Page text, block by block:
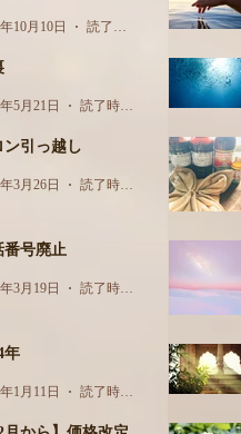
10月10日
5月21日
ン引っ越し
3月26日
番号廃止
3月19日
年
1月11日